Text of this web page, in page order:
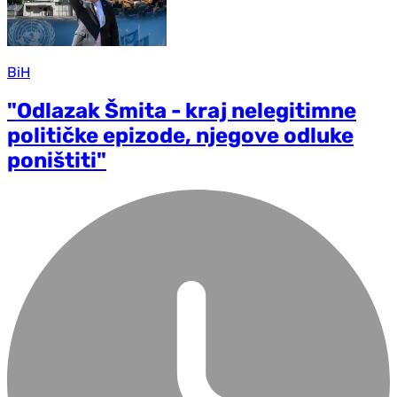
BiH
"Odlazak Šmita - kraj nelegitimne
političke epizode, njegove odluke
poništiti"